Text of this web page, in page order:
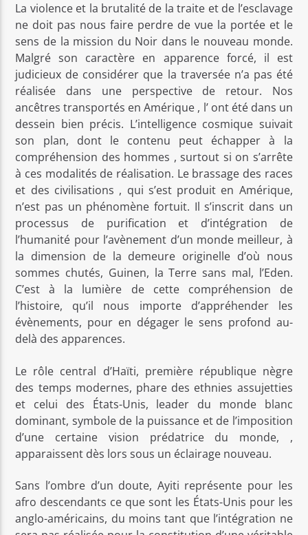
La violence et la brutalité de la traite et de l’esclavage
ne doit pas nous faire perdre de vue la portée et le
sens de la mission du Noir dans le nouveau monde.
Malgré son caractère en apparence forcé, il est
judicieux de considérer que la traversée n’a pas été
réalisée dans une perspective de retour. Nos
ancêtres transportés en Amérique , l’ ont été dans un
dessein bien précis. L’intelligence cosmique suivait
son plan, dont le contenu peut échapper à la
compréhension des hommes , surtout si on s’arrête
à ces modalités de réalisation. Le brassage des races
et des civilisations , qui s’est produit en Amérique,
n’est pas un phénomène fortuit. Il s’inscrit dans un
processus de purification et d’intégration de
l’humanité pour l’avènement d’un monde meilleur, à
la dimension de la demeure originelle d’où nous
sommes chutés, Guinen, la Terre sans mal, l’Eden.
C’est à la lumière de cette compréhension de
l’histoire, qu’il nous importe d’appréhender les
évènements, pour en dégager le sens profond au-
delà des apparences.
Le rôle central d’Haïti, première république nègre
des temps modernes, phare des ethnies assujetties
et celui des États-Unis, leader du monde blanc
dominant, symbole de la puissance et de l’imposition
d’une certaine vision prédatrice du monde, ,
apparaissent dès lors sous un éclairage nouveau.
Sans l’ombre d’un doute, Ayiti représente pour les
afro descendants ce que sont les États-Unis pour les
anglo-américains, du moins tant que l’intégration ne